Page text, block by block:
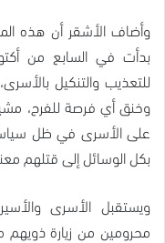
وأضاف الأشقر أن هذه
للتعذيب والتنكيل
وخنق أي فرصة للفرح،
على الأسرى في ظل
بكل الوسائل إلى قتلهم
ويستقبل الأسرى
محرومين من زيارة ذويهم